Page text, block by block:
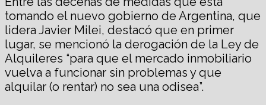
tomando el nuevo gobierno de Argentina, que
lidera Javier Milei, destacó que en primer
lugar, se mencionó la derogación de la Ley de
Alquileres “para que el mercado inmobiliario
vuelva a funcionar sin problemas y que
alquilar (o rentar) no sea una odisea”.